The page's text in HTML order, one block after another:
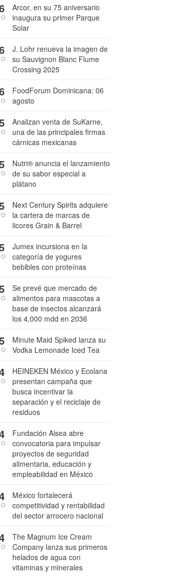
Arcor, en su 75 aniversario
inaugura su primer Parque
Solar
J. Lohr renueva la imagen de
su Sauvignon Blanc Flume
Crossing 2025
FoodForum Dominicana: 06
agosto
Analizan venta de SuKarne,
una de las principales firmas
cárnicas mexicanas
Nutri® anuncia el lanzamiento
de su sabor especial a
plátano
Next Century Spirits adquiere
la cartera de marcas de
licores Grain & Barrel
Jumex incursiona en la
categoría de yogures
bebibles con proteínas
Se prevé que mercado de
alimentos para mascotas a
base de insectos alcanzará
los 4,000 mdd en 2036
Minute Maid Spiked lanza su
Vodka Lemonade Iced Tea
HEINEKEN México y Ecolana
presentan campaña que
busca incentivar la
separación y el reciclaje de
residuos
Fundación Alsea abre
convocatoria para impulsar
proyectos de seguridad
alimentaria, educación y
empleabilidad en México
México fortalecerá
competitividad y rentabilidad
del sector arrocero nacional
The Magnum Ice Cream
Company lanza sus primeros
helados de agua con
vitaminas y minerales